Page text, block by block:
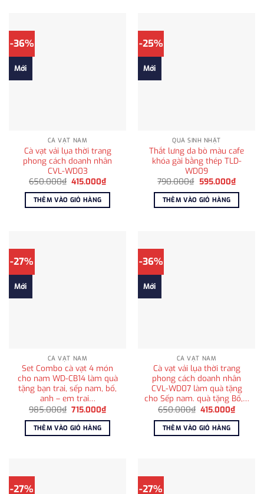
-36%
Mới
CÀ VẠT NAM
Cà vạt vải lụa thời trang
phong cách doanh nhân
CVL-WD03
650.000₫ Giá
là:
650.000₫.
415.000₫Giá
hiện
tại
415.000₫.
THÊM VÀO GIỎ HÀNG
-25%
Mới
QUÀ SINH NHẬT
Thắt lưng da bò màu cafe
khóa gài bằng thép TLD-
WD09
790.000₫ Giá
là:
790.000₫.
595.000₫Giá
hiện
tại
THÊM VÀO GIỎ HÀNG
-27%
Mới
CÀ VẠT NAM
Set Combo cà vạt 4 món
cho nam WD-CB14 làm quà
tặng bạn trai, sếp nam, bố,
anh – em trai…
985.000₫ Giá
là:
985.000₫.
715.000₫Giá
hiện
tại
715.000₫.
THÊM VÀO GIỎ HÀNG
-36%
Mới
CÀ VẠT NAM
Cà vạt vải lụa thời trang
phong cách doanh nhân
CVL-WD07 làm quà tặng
cho Sếp nam. quà tặng Bố,…
650.000₫ Giá
là:
650.000₫.
415.000₫Giá
hiện
tại
THÊM VÀO GIỎ HÀNG
-27% -27%